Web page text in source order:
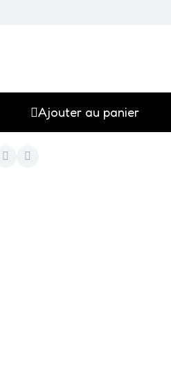
Ajouter au panier